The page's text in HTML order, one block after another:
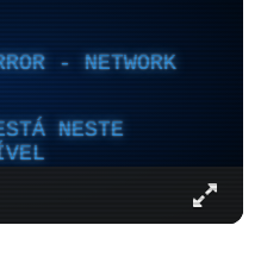
- NETWORK
NESTE